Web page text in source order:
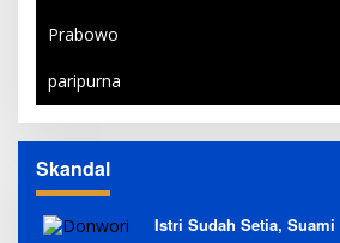
Prabowo
paripurna
Skandal
Istri Sudah Setia,